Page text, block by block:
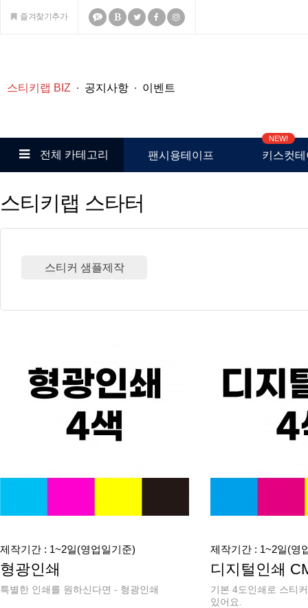
즐겨찾기추가 K
스티키랩 BIZ 공지사항 이벤트
전체 카테고리 팬시용테이프
NEW!
키스컷
스티키랩 스타터
스티커 샘플제작
제작기간 : 1~2일(영업일기준)
형광인쇄
특별한 인쇄를 원하신다면 - 형광인쇄
제작기간 : 1~2일(영
디지털인쇄
기본 4도인쇄로 스티
있어요.